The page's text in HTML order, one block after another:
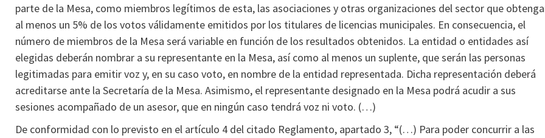
parte de la Mesa, como miembros legítimos de esta, las asociaciones y otras organizaciones del sector que
al menos un 5% de los votos válidamente emitidos por los titulares de licencias municipales. En consecuencia, el
número de miembros de la Mesa será variable en función de los resultados obtenidos. La entidad o entidades así
elegidas deberán nombrar a su representante en la Mesa, así como al menos un suplente, que serán las personas
legitimadas para emitir voz y, en su caso voto, en nombre de la entidad representada. Dicha representación deberá
acreditarse ante la Secretaría de la Mesa. Asimismo, el representante designado en la Mesa podrá acudir a sus
sesiones acompañado de un asesor, que en ningún caso tendrá voz ni voto. (…)
De conformidad con lo previsto en el artículo 4 del citado Reglamento, apartado 3, “(…) Para poder concurrir a las